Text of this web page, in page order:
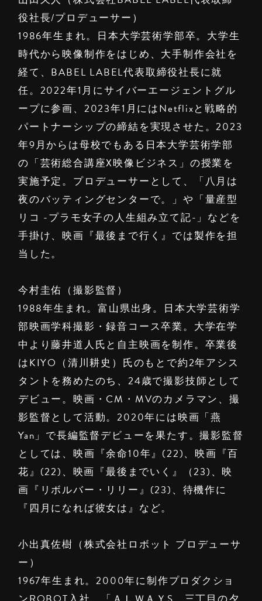
役社長/プロデューサー）
1986年生まれ。日本大学芸術学部卒。大学生
時代から映像制作をはじめ、大手制作会社を
経て、BABEL LABEL代表取締役社長に就
任。2022年1月にサイバーエージェントグル
ープに参画、2023年1月にはNetflixと戦略的
パートナーシップの締結を実現させた。2023
年9月からは母校でもある日本大学芸術学部
の「芸術総合講座X映像ビジネス」の授業を
実施予定。プロデューサーとして、「八月は
夜のバッティングセンターで。」や「量産型
リコ -プラモ女子の人生組み立て記-」などを
手掛け、映画『最後まで行く』では製作を担
当した。
今村圭佑（撮影監督）
1988年生まれ。富山県出身。日本大学芸術学
部映画学科撮影・録音コース卒業。大学在学
中より藤井道人氏と自主映画を制作。卒業後
はKIYO（清川耕史）氏のもとで約2年アシス
タントを務めたのち、24歳で撮影技師として
デビュー。映画・CM・MVのカメラマン、撮
影監督として活動。2020年には映画「燕
Yan」で長編監督デビューを果たす。撮影監督
としては、映画『余命10年』(22)、映画『百
花』(22)、映画『最後までいく』（23)、映
画『リボルバー・リリー』(23)、待機作に
『四月になれば彼女は』など。
小出真佐樹（株式会社ロボット プロデューサ
ー）
1967年生まれ。2000年に制作プロダクショ